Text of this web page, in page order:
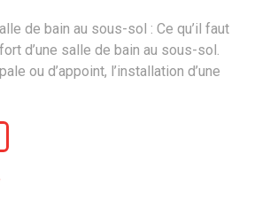
de bain au sous-sol : Ce qu’il faut
d’une salle de bain au sous-sol.
ou d’appoint, l’installation d’une